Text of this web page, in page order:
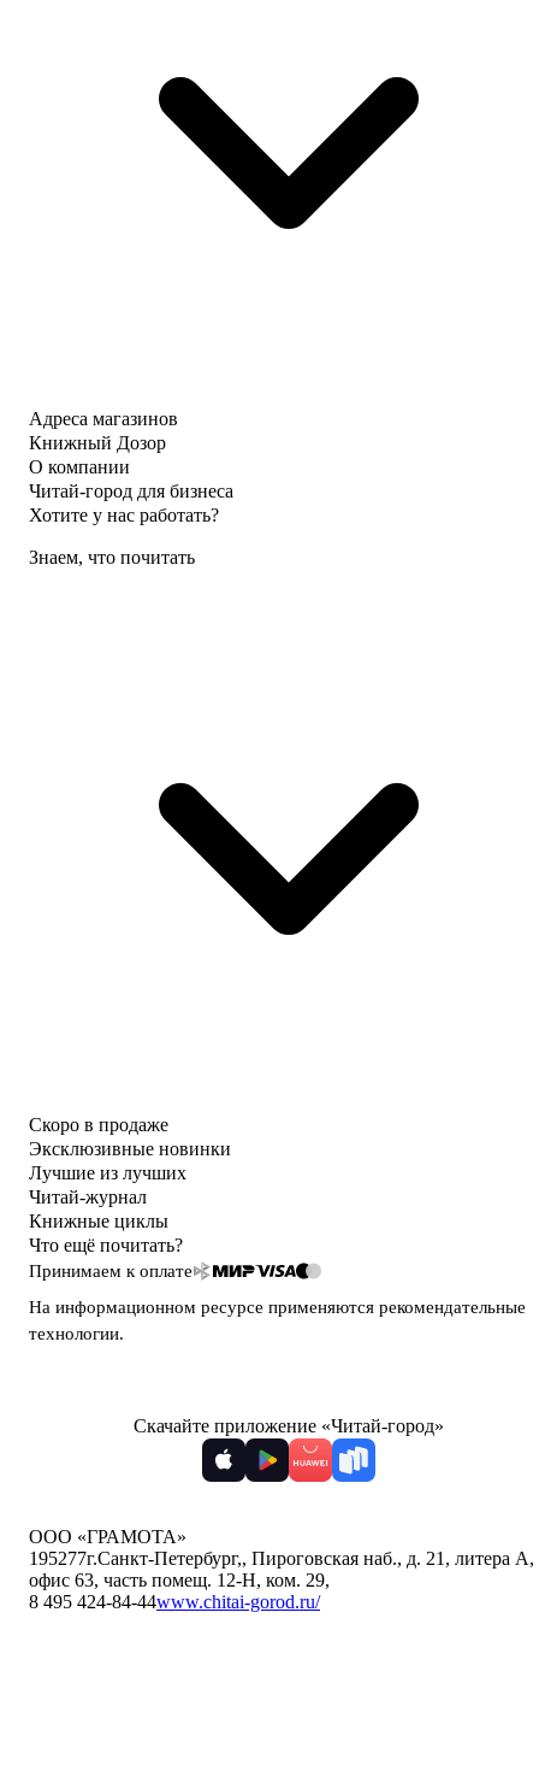
Адреса магазинов
Книжный Дозор
О компании
Читай-город для бизнеса
Хотите у нас работать?
Знаем, что почитать
Скоро в продаже
Эксклюзивные новинки
Лучшие из лучших
Читай-журнал
Книжные циклы
Что ещё почитать?
Принимаем к оплате
На информационном ресурсе применяются рекомендательные
технологии.
Скачайте приложение «Читай-город»
ООО «ГРАМОТА»
195277г.Санкт-Петербург,, Пироговская наб., д. 21, литера А,
офис 63, часть помещ. 12-Н, ком. 29,
8 495 424-84-44www.chitai-gorod.ru/